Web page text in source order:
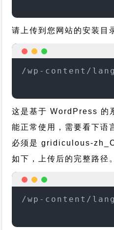
请上传到您网站的安装目
/wp-content/
这是基于 WordPress 的
能正常使用，需要看下语
必须是 gridiculous-
如下，上传后的完整路径。
/wp-content/